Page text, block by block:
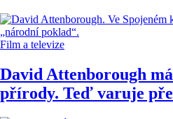
Film a televize
David Attenborough
přírody. Teď varuje